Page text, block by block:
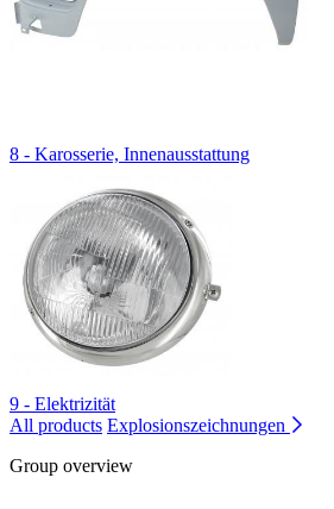
8 - Karosserie, Innenausstattung
9 - Elektrizität
All products Explosionszeichnungen
Group overview